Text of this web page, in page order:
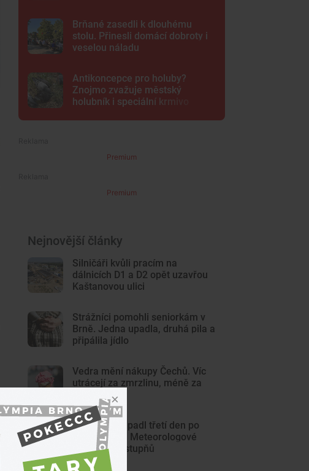
Brňané zasedli k dlouhému
stolu. Přinesli domácí dobroty i
veselou náladu
Antikoncepce pro holuby?
Znojmo zvažuje městský
holubník i speciální krmivo
Premium
Premium
Nejnovější články
Silničáři kvůli pracím na
dálnicích D1 a D2 opět uzavřou
Kaštanovou ulici
Strážníci pomohli seniorkám v
Brně. Jedna upadla, druhá pila a
připálila jídlo
Vedra mění nákupy Čechů. Víc
utrácejí za zmrzlinu, méně za
Ve Strážnici padl třetí den po
sobě rekord. Meteorologové
naměřili 41 stupňů